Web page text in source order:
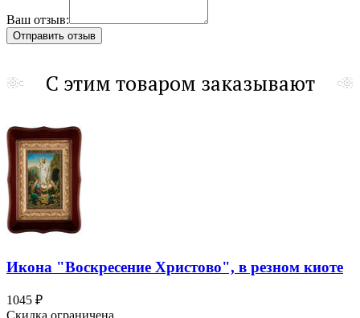
Ваш отзыв:
С этим товаром заказывают
Икона "Воскресение Христово", в резном киоте
1045 ₽